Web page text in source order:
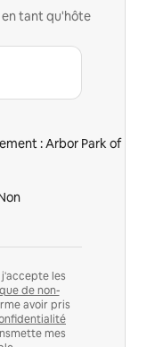
en tant qu'hôte
: Arbor Park of
les
de non-
avoir pris
mes